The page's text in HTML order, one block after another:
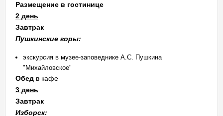
Размещение в гостинице
2 день
Завтрак
Пушкинские горы:
экскурсия в музее-заповеднике А.С. Пушкина
"Михайловское"
Обед в кафе
3 день
Завтрак
Изборск: